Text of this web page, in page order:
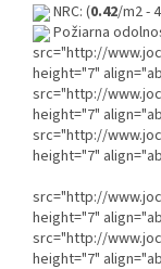
NRC: (0.42/m2 -
Požiarna
src="http://
height="7"
src="http://
height="7"
src="http://
height="7"
src="http://
height="7"
src="http://
height="7"